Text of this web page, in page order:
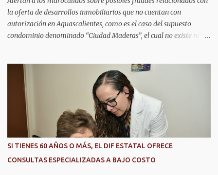
goberna...
la oferta de desarrollos inmobiliarios que no cuentan con
autorización en Aguascalientes, como es el caso del supuesto
condominio denominado “Ciudad Maderas”, el cual no existe ni
Municipal. Explicó que dicho desarrollo corresponde a otro
estado, específicamente Jalisco, por lo que la promoción de
“terrenos en Aguascalientes” bajo ese nombre distorsiona la
información y puede inducir a error a las personas interesadas en
adquirir un inmueble. "Hay unos anuncios que anuncian
desarrollos que como Ciudad Maderas, ese desarrollo no está
autorizado ni existe en Aguascalientes, es en Jalisco, entonces luego
se distorsiona la información, ‘terrenos en Aguascalientes’, no, aquí
no hay ningún desarrollo autorizado con ese nombre y tengo
SI TIENES 60 AÑOS O MÁS, EL DIF ESTATAL OFRECE
CONSULTAS ESPECIALIZADAS A BAJO COSTO